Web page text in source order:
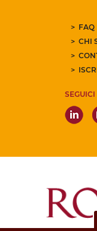
FAQ
CHI
SEGUICI